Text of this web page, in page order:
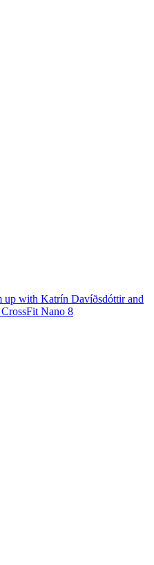
up with Katrín Davíðsdóttir and
Nano 8